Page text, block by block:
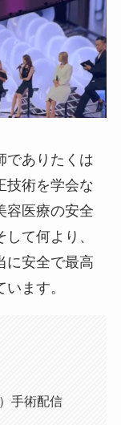
でありたくは
技術を学会な
容医療の安全
て何より、
に安全で最高
ます。
手術配信